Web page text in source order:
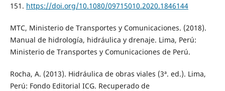
151. https://doi.org/10.1080/09715010.2020.1846144
MTC, Ministerio de Transportes y Comunicaciones. (2018).
Manual de hidrología, hidráulica y drenaje. Lima, Perú:
Ministerio de Transportes y Comunicaciones de Perú.
Rocha, A. (2013). Hidráulica de obras viales (3ª. ed.). Lima,
Perú: Fondo Editorial ICG. Recuperado de